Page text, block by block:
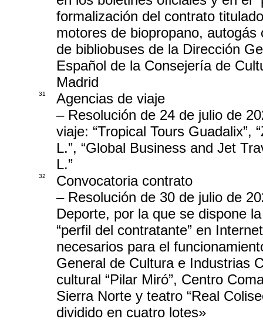
formalización del contrato
motores de biopropano,
de bibliobuses de la Dirección
Español de la Consejería de
Madrid
31
Agencias de viaje
– Resolución de 24 de julio de
viaje: “Tropical Tours Guadalix”,
L.”, “Global Business and Jet
L.”
32
Convocatoria contrato
– Resolución de 30 de julio de
Deporte, por la que se dispone
“perfil del contratante” en
necesarios para el
General de Cultura e Industrias
cultural “Pilar Miró”, Centro
Sierra Norte y teatro “Real
dividido en cuatro lotes»